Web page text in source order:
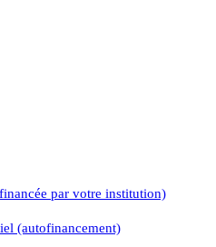
par votre institution)
(autofinancement)